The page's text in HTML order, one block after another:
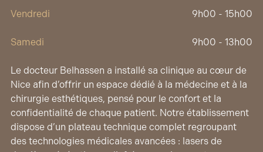
Le docteur Belhassen a installé sa clinique au cœur de
Nice afin d’offrir un espace dédié à la médecine et à la
chirurgie esthétiques, pensé pour le confort et la
confidentialité de chaque patient. Notre établissement
dispose d’un plateau technique complet regroupant
des technologies médicales avancées : lasers de
Vendredi 9h00 - 15h00
Samedi 9h00 - 13h00